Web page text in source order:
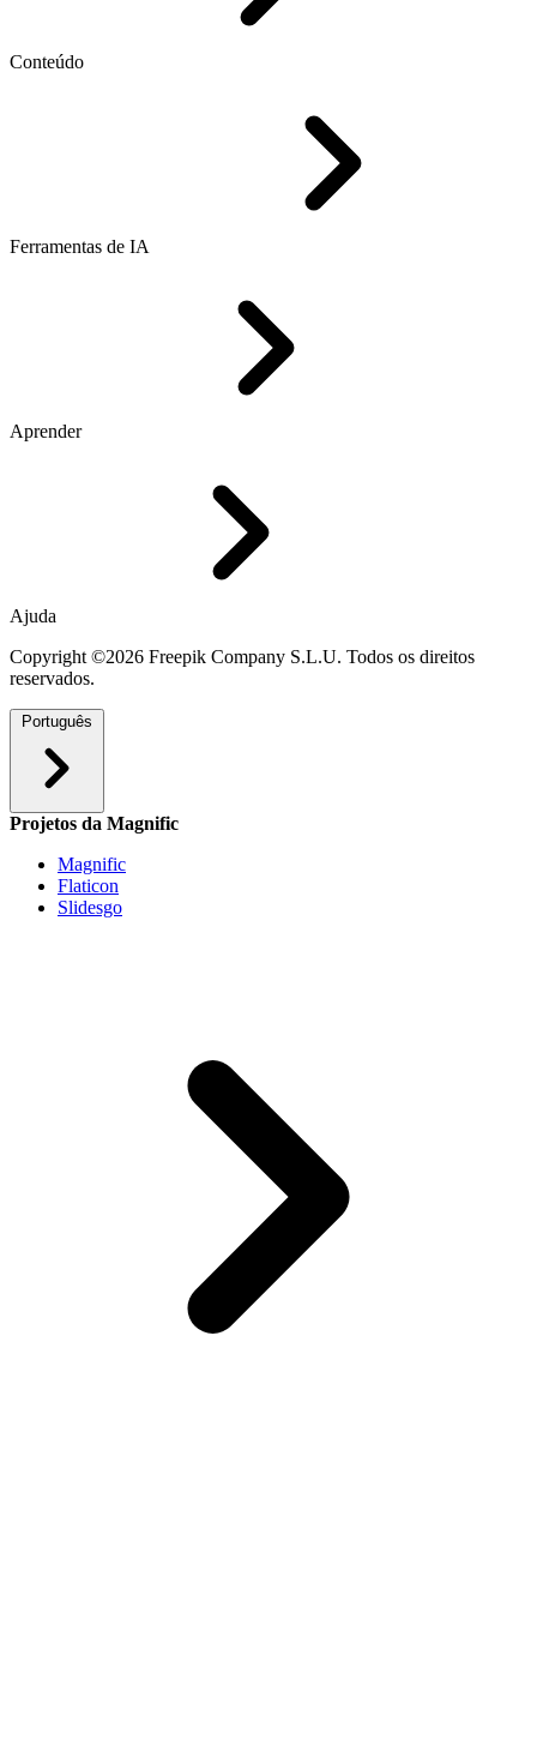
Conteúdo
Ferramentas de IA
Aprender
Ajuda
Copyright ©2026 Freepik Company S.L.U. Todos os direitos
reservados.
Português
Projetos da Magnific
Magnific
Flaticon
Slidesgo